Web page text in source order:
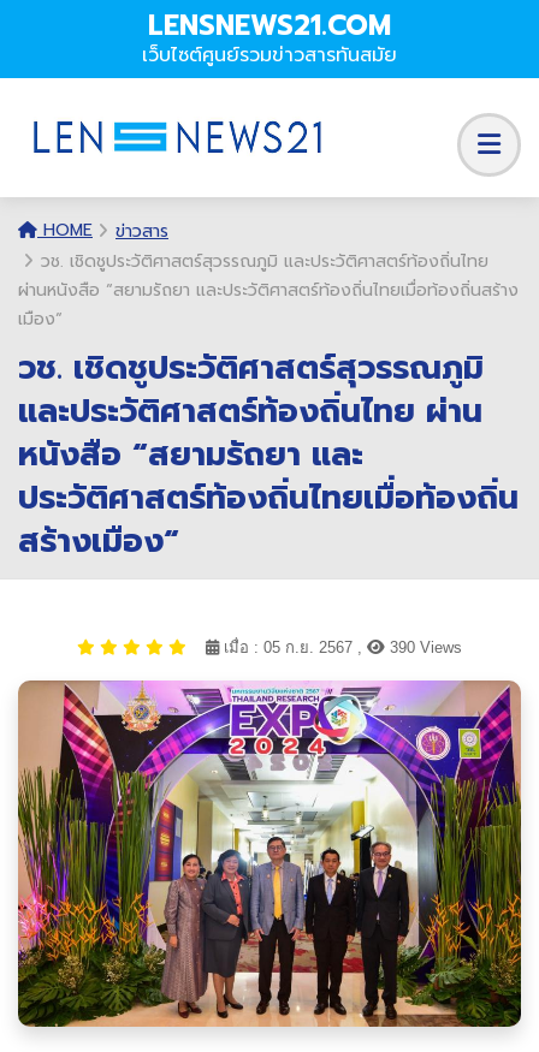
LENSNEWS21.COM
เว็บไซต์ศูนย์รวมข่าวสารทันสมัย
HOME
ข่าวสาร
วช. เชิดชูประวัติศาสตร์สุวรรณภูมิ และประวัติศาสตร์ท้องถิ่นไทย
ผ่านหนังสือ “สยามรัถยา และประวัติศาสตร์ท้องถิ่นไทยเมื่อท้องถิ่นสร้าง
เมือง“
วช. เชิดชูประวัติศาสตร์สุวรรณภูมิ
และประวัติศาสตร์ท้องถิ่นไทย ผ่าน
หนังสือ “สยามรัถยา และ
ประวัติศาสตร์ท้องถิ่นไทยเมื่อท้องถิ่น
สร้างเมือง“
เมื่อ : 05 ก.ย. 2567 , 390 Views